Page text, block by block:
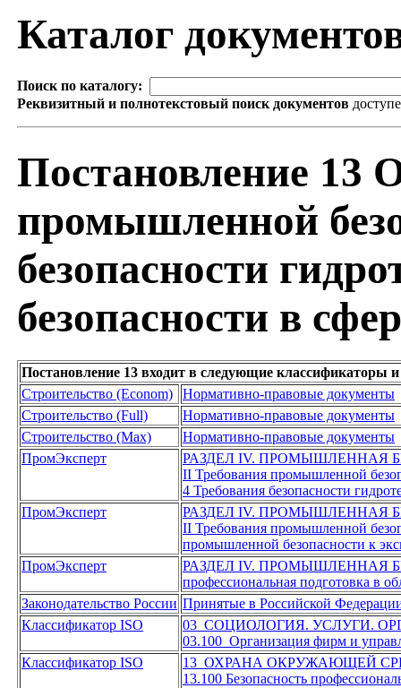
Каталог
Поиск по каталогу:
Реквизитный и полнотекстовый поиск документов
Постановление 13
промышленной
безопасности
безопасности в
Постановление 13 входит в следующие классификаторы
Строительство (Econom)
Нормативно-правовые документы
Строительство (Full)
Нормативно-правовые документы
Строительство (Max)
Нормативно-правовые документы
ПромЭксперт
РАЗДЕЛ IV. ПРОМЫШЛЕННАЯ
II Требования промышленной
4 Требования безопасности
ПромЭксперт
РАЗДЕЛ IV. ПРОМЫШЛЕННАЯ
II Требования промышленной
промышленной безопасности к
ПромЭксперт
РАЗДЕЛ IV. ПРОМЫШЛЕННАЯ
профессиональная подготовка в
Законодательство России Принятые в Российской
Классификатор ISO
03 СОЦИОЛОГИЯ. УСЛУГИ.
03.100 Организация фирм и
Классификатор ISO
13 ОХРАНА ОКРУЖАЮЩЕЙ
13.100 Безопасность